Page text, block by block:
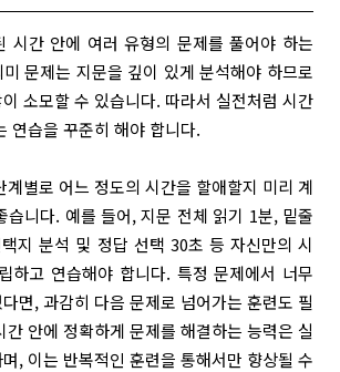
시간 안에 여러 유형의 문제를 풀어야 하는
문제는 지문을 깊이 있게 분석해야 하므로
소모할 수 있습니다. 따라서 실전처럼 시간
연습을 꾸준히 해야 합니다.
계별로 어느 정도의 시간을 할애할지 미리 계
습니다. 예를 들어, 지문 전체 읽기 1분, 밑줄
지 분석 및 정답 선택 30초 등 자신만의 시
하고 연습해야 합니다. 특정 문제에서 너무
면, 과감히 다음 문제로 넘어가는 훈련도 필
간 안에 정확하게 문제를 해결하는 능력은 실
, 이는 반복적인 훈련을 통해서만 향상될 수